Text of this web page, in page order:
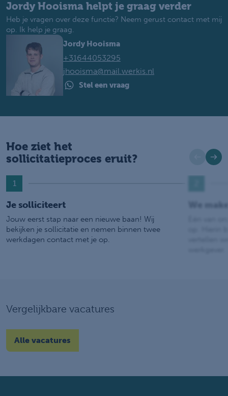
Jordy Hooisma helpt je graag verder
Heb je vragen over deze functie? Neem gerust contact met mij
op. Ik help je graag.
Jordy Hooisma
+31644053295
jhooisma@mail.werkis.nl
Stel een vraag
Hoe ziet het
sollicitatieproces eruit?
1
Je solliciteert
Jouw eerst stap naar een nieuwe baan! Wij
bekijken je sollicitatie en nemen binnen twee
werkdagen contact met je op.
We
Vergelijkbare vacatures
Alle vacatures